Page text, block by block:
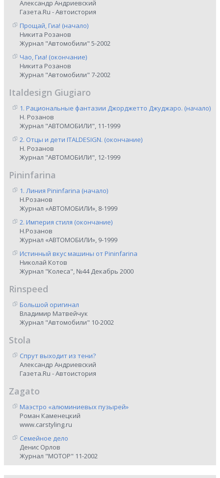
Александр Андриевский
Газета.Ru - Автоистория
Прощай, Гиа! (начало)
Никита Розанов
Журнал "Автомобили" 5-2002
Чао, Гиа! (окончание)
Никита Розанов
Журнал "Автомобили" 7-2002
Italdesign Giugiaro
1. Рациональные фантазии Джорджетто Джуджаро. (начало)
Н. Розанов
Журнал "АВТОМОБИЛИ", 11-1999
2. Отцы и дети ITALDESIGN. (окончание)
Н. Розанов
Журнал "АВТОМОБИЛИ", 12-1999
Pininfarina
1. Линия Pininfarina (начало)
Н.Розанов
Журнал «АВТОМОБИЛИ», 8-1999
2. Империя стиля (окончание)
Н.Розанов
Журнал «АВТОМОБИЛИ», 9-1999
Истинный вкус машины от Pininfarina
Николай Котов
Журнал "Колеса", №44 Декабрь 2000
Rinspeed
Большой оригинал
Владимир Матвейчук
Журнал "Автомобили" 10-2002
Stola
Спрут выходит из тени?
Александр Андриевский
Газета.Ru - Автоистория
Zagato
Маэстро «алюминиевых пузырей»
Роман Каменецкий
www.carstyling.ru
Семейное дело
Денис Орлов
Журнал "МОТОР" 11-2002